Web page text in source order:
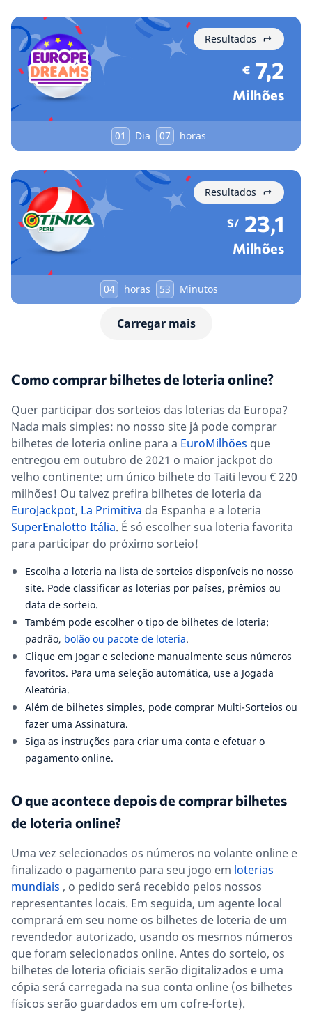
Resultados
€ 7,2
Milhões
01 Dia 07 horas
Resultados
S/ 23,1
Milhões
04 horas 53 Minutos
Carregar mais
Como comprar bilhetes de loteria online?
Quer participar dos sorteios das loterias da Europa?
Nada mais simples: no nosso site já pode comprar
bilhetes de loteria online para a EuroMilhões que
entregou em outubro de 2021 o maior jackpot do
velho continente: um único bilhete do Taiti levou € 220
milhões! Ou talvez prefira bilhetes de loteria da
EuroJackpot, La Primitiva da Espanha e a loteria
SuperEnalotto Itália. É só escolher sua loteria favorita
para participar do próximo sorteio!
Escolha a loteria na lista de sorteios disponíveis no nosso
site. Pode classificar as loterias por países, prêmios ou
data de sorteio.
Também pode escolher o tipo de bilhetes de loteria:
padrão, bolão ou pacote de loteria.
Clique em Jogar e selecione manualmente seus números
favoritos. Para uma seleção automática, use a Jogada
Aleatória.
Além de bilhetes simples, pode comprar Multi-Sorteios ou
fazer uma Assinatura.
Siga as instruções para criar uma conta e efetuar o
pagamento online.
O que acontece depois de comprar bilhetes
de loteria online?
Uma vez selecionados os números no volante online e
finalizado o pagamento para seu jogo em loterias
mundiais , o pedido será recebido pelos nossos
representantes locais. Em seguida, um agente local
comprará em seu nome os bilhetes de loteria de um
revendedor autorizado, usando os mesmos números
que foram selecionados online. Antes do sorteio, os
bilhetes de loteria oficiais serão digitalizados e uma
cópia será carregada na sua conta online (os bilhetes
físicos serão guardados em um cofre-forte).